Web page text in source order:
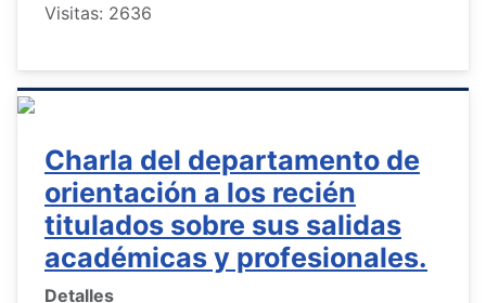
Visitas: 2636
Charla del departamento de
orientación a los recién
titulados sobre sus salidas
académicas y profesionales.
Detalles